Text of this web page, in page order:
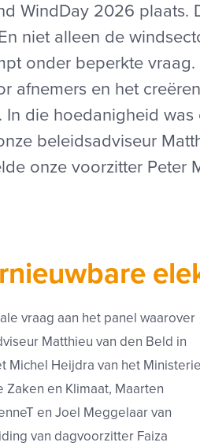
WindDay 2026
niet alleen de
onder beperkte
afnemers en het
In die hoedanigheid
beleidsadviseur
onze voorzitter Peter
vraag aan het panel waarover
Matthieu van den Beld in
Michel Heijdra van het Ministerie
Zaken en Klimaat, Maarten
en Joel Meggelaar van
van dagvoorzitter Faiza